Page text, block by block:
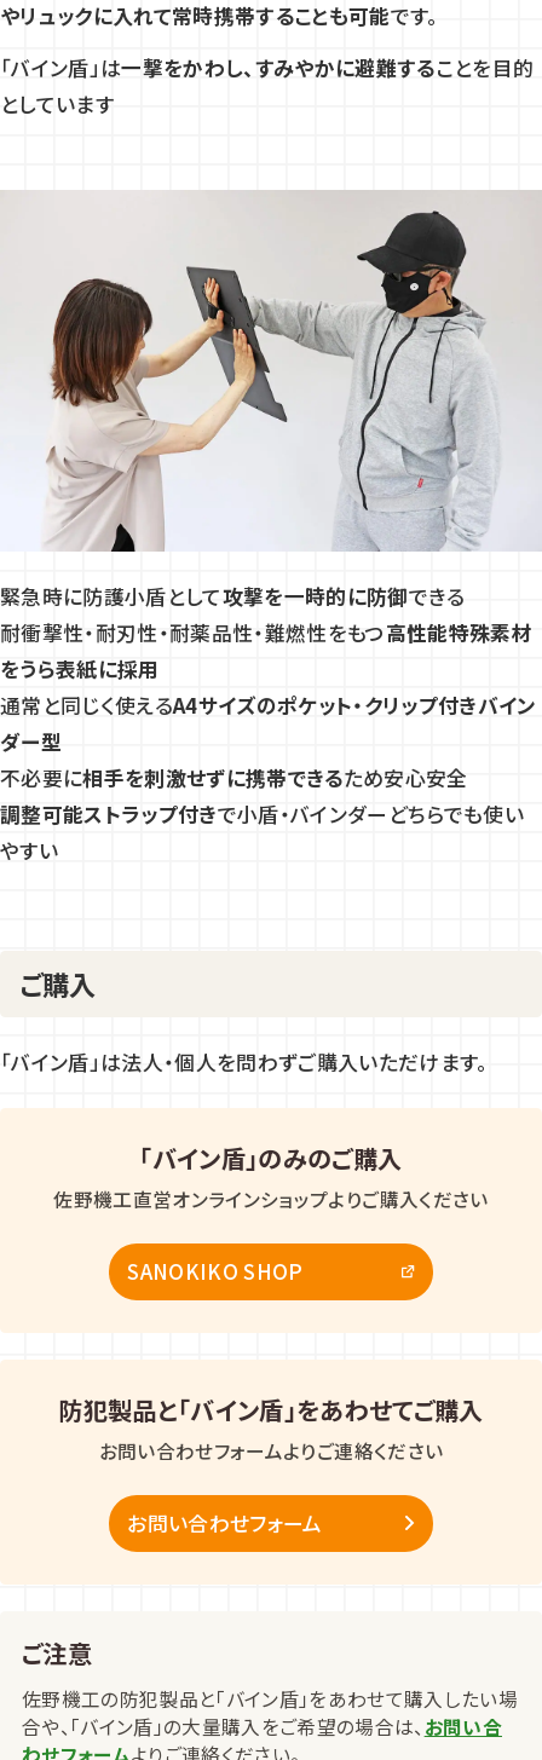
やリュックに入れて常時携帯することも可能です。
「バイン盾」は一撃をかわし、すみやかに避難することを目的
としています
緊急時に防護小盾として攻撃を一時的に防御できる
耐衝撃性・耐刃性・耐薬品性・難燃性をもつ高性能特殊素材
をうら表紙に採用
通常と同じく使えるA4サイズのポケット・クリップ付きバイン
ダー型
不必要に相手を刺激せずに携帯できるため安心安全
調整可能ストラップ付きで小盾・バインダーどちらでも使い
やすい
ご購入
「バイン盾」は法人・個人を問わずご購入いただけます。
「バイン盾」のみのご購入
佐野機工直営オンラインショップよりご購入ください
SANOKIKO SHOP
防犯製品と「バイン盾」をあわせてご購入
お問い合わせフォームよりご連絡ください
お問い合わせフォーム
ご注意
佐野機工の防犯製品と「バイン盾」をあわせて購入したい場
合や、「バイン盾」の大量購入をご希望の場合は、 お問い合